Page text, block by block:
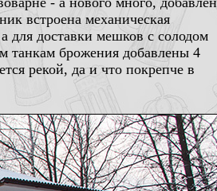
встроена механическая
для доставки мешков с солодом
танкам брожения добавлены 4
рекой, да и что покрепче в